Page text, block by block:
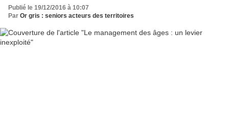
Publié le 19/12/2016 à 10:07
Par Or gris : seniors acteurs des territoires